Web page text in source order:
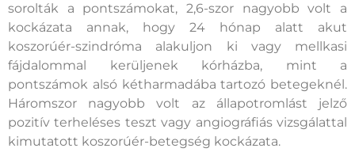
sorolták a pontszámokat, 2,6-szor nagyobb volt a
kockázata annak, hogy 24 hónap alatt akut
koszorúér-szindróma alakuljon ki vagy mellkasi
fájdalommal kerüljenek kórházba, mint a
pontszámok alsó kétharmadába tartozó betegeknél.
Háromszor nagyobb volt az állapotromlást jelző
pozitív terheléses teszt vagy angiográfiás vizsgálattal
kimutatott koszorúér-betegség kockázata.